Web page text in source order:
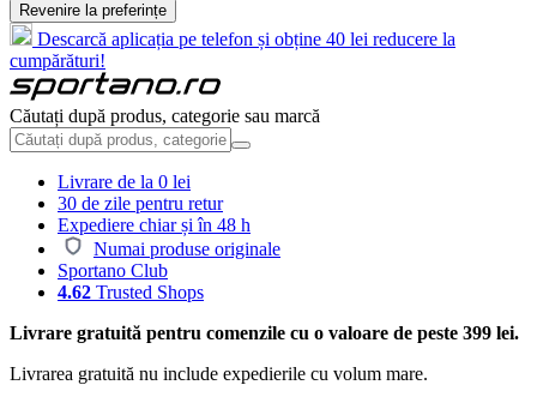
Revenire la preferințe
Descarcă aplicația pe telefon și obține 40 lei reducere la
cumpărături!
Căutați după produs, categorie sau marcă
Livrare de la 0 lei
30 de zile pentru retur
Expediere chiar și în 48 h
Numai produse originale
Sportano Club
4.62 Trusted Shops
Livrare gratuită pentru comenzile cu o valoare de peste 399 lei.
Livrarea gratuită nu include expedierile cu volum mare.